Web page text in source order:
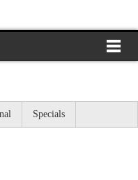
Specials